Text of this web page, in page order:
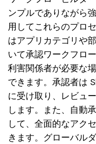
ンプルでありながら
用してこれらのプロ
はアプリカテゴリや
いて承認ワークフロ
利害関係者が必要な
できます。承認者は
に受け取り、レビュ
します。また、自動
して、全面的なアク
きます。グローバル